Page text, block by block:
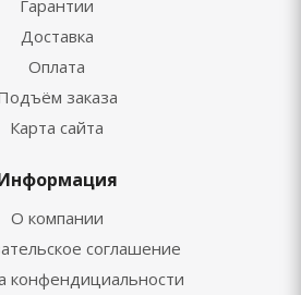
Гарантии
Доставка
Оплата
заказа
Карта сайта
О компании
соглашение
конфендициальности